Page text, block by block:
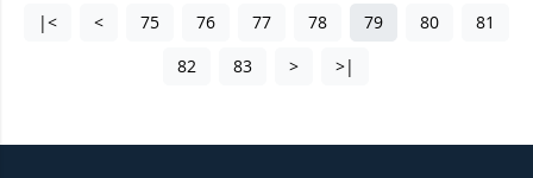
|< < 75 76 77 78 79 80
81
82
83 > >|